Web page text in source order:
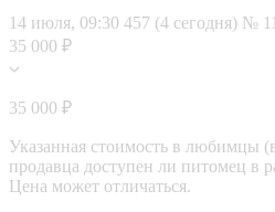
14 июля, 09:30 457 (4 сегодня) №
35 000 ₽
35 000 ₽
Указанная стоимость в любимцы
продавца доступен ли питомец в
Цена может отличаться.